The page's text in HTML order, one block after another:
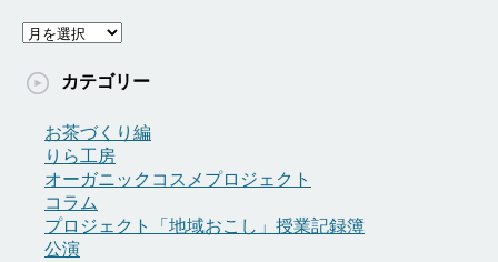
ア
カ
カテゴリー
お茶づくり編
りら工房
オーガニックコスメプロジェクト
コラム
プロジェクト「地域おこし」授業記録簿
公演